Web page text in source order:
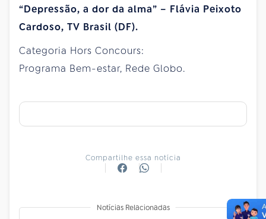
“Depressão, a dor da alma” – Flávia Peixoto
Cardoso, TV Brasil (DF).
Categoria Hors Concours:
Programa Bem-estar, Rede Globo.
Compartilhe essa notícia
Notícias Relacionadas